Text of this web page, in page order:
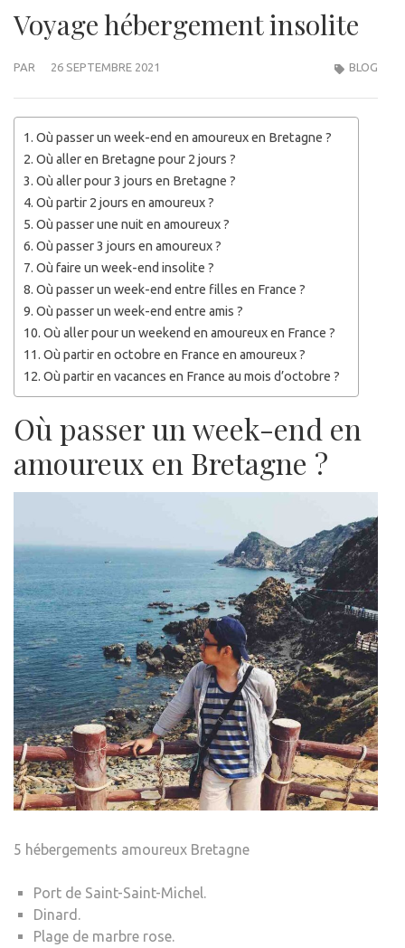
Voyage hébergement insolite
PAR 26 SEPTEMBRE 2021 BLOG
Où passer un week-end en amoureux en Bretagne ?
Où aller en Bretagne pour 2 jours ?
Où aller pour 3 jours en Bretagne ?
Où partir 2 jours en amoureux ?
Où passer une nuit en amoureux ?
Où passer 3 jours en amoureux ?
Où faire un week-end insolite ?
Où passer un week-end entre filles en France ?
Où passer un week-end entre amis ?
Où aller pour un weekend en amoureux en France ?
Où partir en octobre en France en amoureux ?
Où partir en vacances en France au mois d’octobre ?
Où passer un week-end en
amoureux en Bretagne ?
5 hébergements amoureux Bretagne
Port de Saint-Saint-Michel.
Dinard.
Plage de marbre rose.